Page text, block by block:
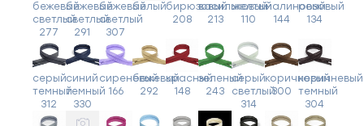
бежевый
светлый
277
бежевый
светлый
291
бежевый
светлый
307
белыйбирюзовый
208
васильковый
213
желтый
110
малиновый
144
розовый
134
серый
темный
312
синий
темный
330
сиреневый
166
бежевый
292
красный
148
зеленый
243
серый
светлый
314
коричневый
300
коричневый
темный
304